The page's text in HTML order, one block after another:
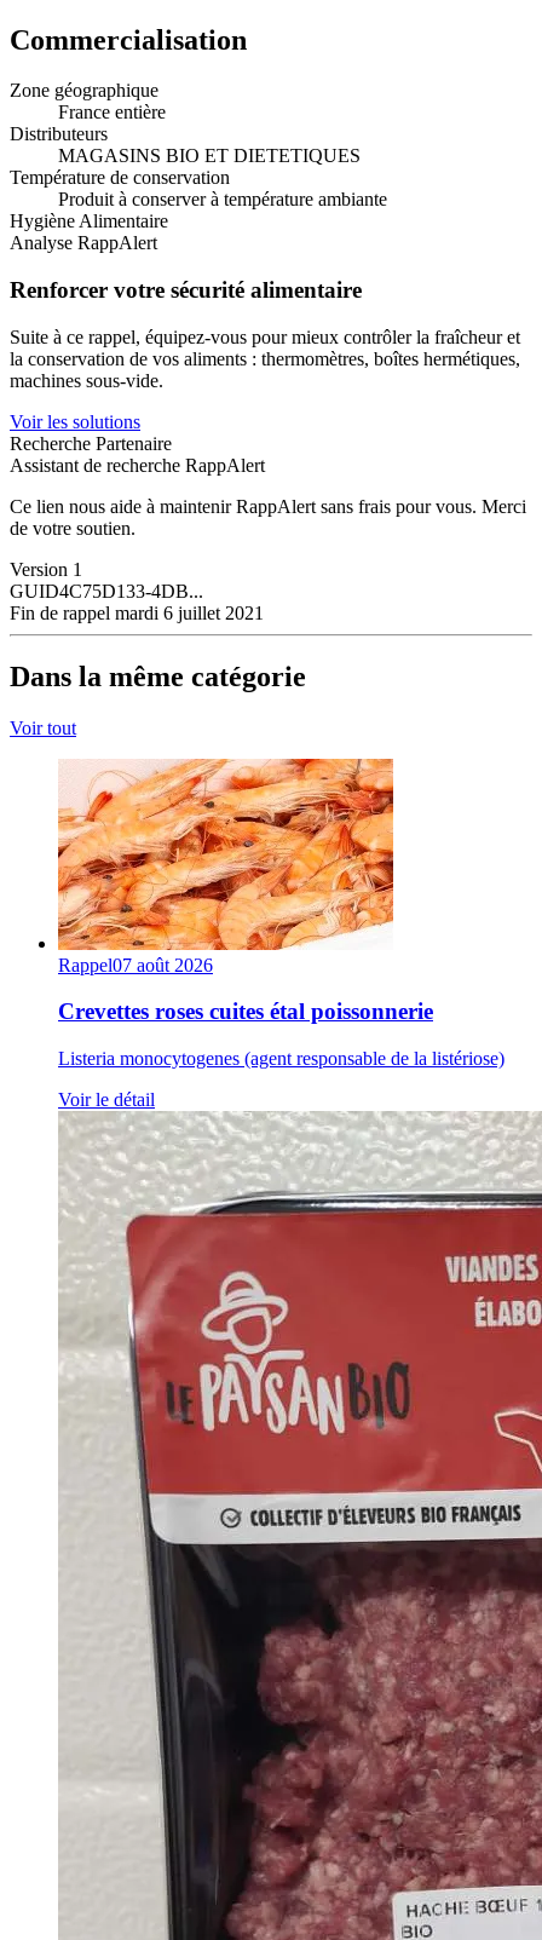
Commercialisation
Zone géographique
France entière
Distributeurs
MAGASINS BIO ET DIETETIQUES
Température de conservation
Produit à conserver à température ambiante
Hygiène Alimentaire
Analyse RappAlert
Renforcer votre sécurité alimentaire
Suite à ce rappel, équipez-vous pour mieux contrôler la fraîcheur et
la conservation de vos aliments : thermomètres, boîtes hermétiques,
machines sous-vide.
Voir les solutions
Recherche Partenaire
Assistant de recherche RappAlert
Ce lien nous aide à maintenir RappAlert sans frais pour vous. Merci
de votre soutien.
Version 1
GUID4C75D133-4DB...
Fin de rappel mardi 6 juillet 2021
Dans la même catégorie
Voir tout
Rappel07 août 2026
Crevettes roses cuites étal poissonnerie
Listeria monocytogenes (agent responsable de la listériose)
Voir le détail